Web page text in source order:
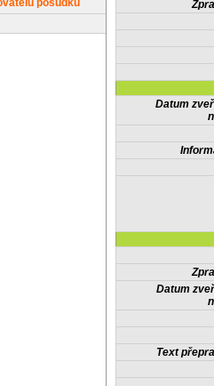
posudků
Datum
Datum
Text